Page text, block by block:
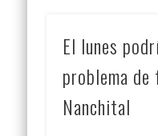
El lunes
problema
Nanchital